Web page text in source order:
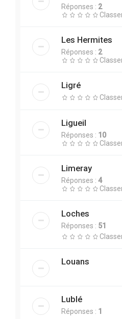
Réponses : 2
Les Hermites
Réponses : 2
Ligré
Ligueil
Réponses : 10
Limeray
Réponses : 4
Loches
Réponses : 51
Louans
Lublé
Réponses : 1